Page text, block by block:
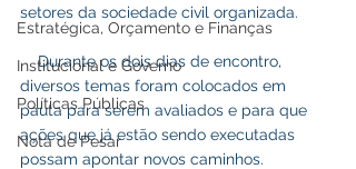
Estratégica, Orçamento e Finanças
Institucional e Governo
Políticas Públicas
Nota de Pesar
setores da sociedade civil organizada.
    Durante os dois dias de encontro,
diversos temas foram colocados em
pauta para serem avaliados e para que
ações que já estão sendo executadas
possam apontar novos caminhos.